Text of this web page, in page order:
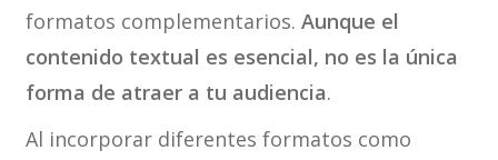
formatos complementarios. Aunque el
contenido textual es esencial, no es la única
forma de atraer a tu audiencia.
Al incorporar diferentes formatos como